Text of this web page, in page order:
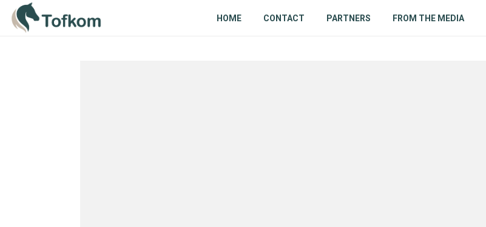
HOME CONTACT PARTNERS FROM THE MEDIA